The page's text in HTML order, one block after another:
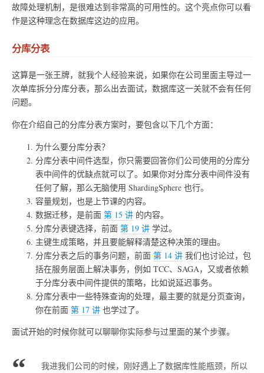
故障处理机制，是很难达到非常高的可用性的。这个亮点你可以看
作是这种理念在数据库这边的应用。
分库分表
这算是一张王牌，就我个人经验来说，如果你在公司里面主导过一
次单库拆分分库分表，那么出去面试，数据库这一关就不会有任何
问题。
你在介绍自己的分库分表方案时，要包含以下几个方面：
为什么要分库分表？
分库分表中间件选型，你只需要回答你们公司使用的分库分
表中间件的优缺点就可以了。如果你对分库分表中间件没有
任何了解，那么无脑使用 ShardingSphere 也行。
容量规划，也是上节课的内容。
数据迁移，是前面 第 15 讲 的内容。
分库分表键选择，前面 第 19 讲 学过。
主键生成策略，并且要能解释清楚这种决策的理由。
分库分表之后的事务问题，前面 第 14 讲 我们也讨论过，包
括在服务层面上解决事务，例如 TCC、SAGA，又或者依赖
于分库分表中间件提供的策略，比如说延迟事务。
分库分表中一些特殊查询的处理，最主要的就是分页查询，
你在前面 第 17 讲 也学过了。
面试开始的时候你就可以聊聊你实际参与过里面的某个步骤。
我进我们公司的时候，刚好遇上了数据库性能瓶颈，所以